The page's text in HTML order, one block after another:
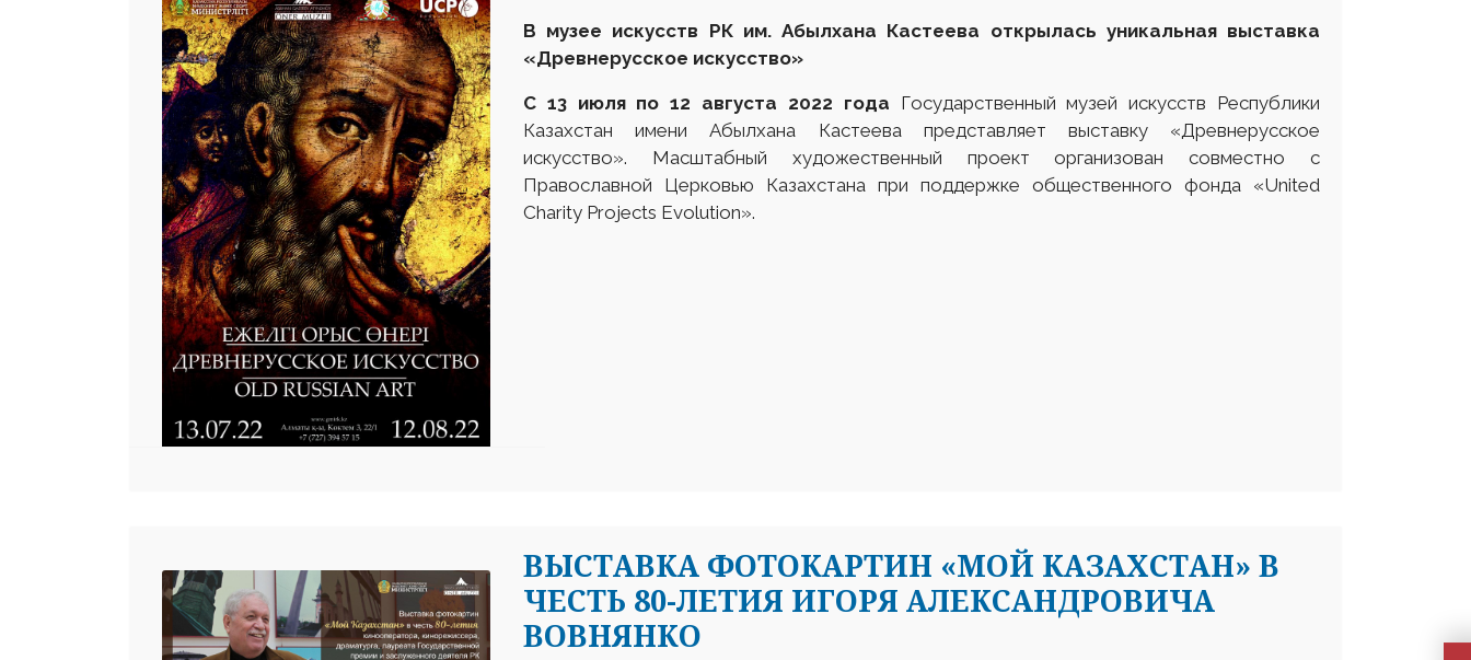
В музее искусств РК им.Абылхана Кастеева открылась уникальная выставка
«Древнерусское искусство»
С 13июля по 12 августа 2022 года Государственный музей искусств Республики
Казахстан имени Абылхана Кастеева представляет выставку «Древнерусское
искусство». Масштабный художественный проект организован совместно с
Православной Церковью Казахстана при поддержке общественного фонда «United
Charity Projects Evolution».
ВЫСТАВКА ФОТОКАРТИН «МОЙ КАЗАХСТАН» В
ЧЕСТЬ 80-ЛЕТИЯ ИГОРЯ АЛЕКСАНДРОВИЧА
ВОВНЯНКО